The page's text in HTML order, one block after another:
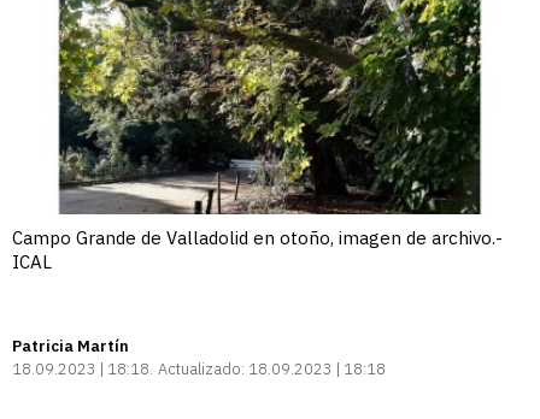
Campo Grande de Valladolid en otoño, imagen de archivo.-
ICAL
Patricia Martín
18.09.2023 | 18:18 Actualizado: 18.09.2023 | 18:18